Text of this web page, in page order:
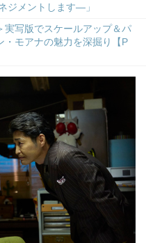
ジメントします―」
実写版でスケールアップ＆パ
・モアナの魅力を深掘り【P